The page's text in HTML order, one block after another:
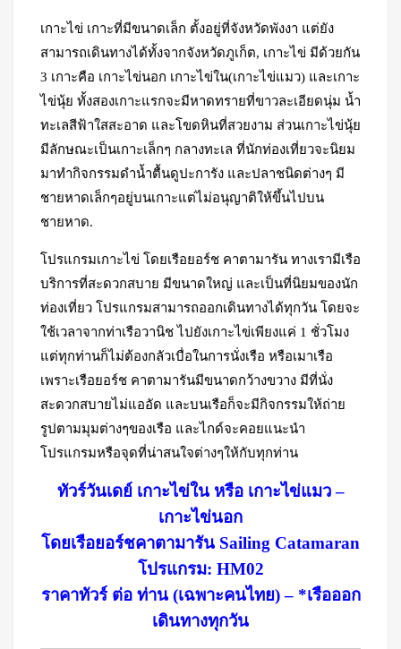
เกาะไข่ เกาะที่มีขนาดเล็ก ตั้งอยู่ที่จังหวัดพังงา แต่ยัง
สามารถเดินทางได้ทั้งจากจังหวัดภูเก็ต, เกาะไข่ มีด้วยกัน
3 เกาะคือ เกาะไข่นอก เกาะไข่ใน(เกาะไข่แมว) และเกาะ
ไข่นุ้ย ทั้งสองเกาะแรกจะมีหาดทรายที่ขาวละเอียดนุ่ม น้ำ
ทะเลสีฟ้าใสสะอาด และโขดหินที่สวยงาม ส่วนเกาะไข่นุ้ย
มีลักษณะเป็นเกาะเล็กๆ กลางทะเล ที่นักท่องเที่ยวจะนิยม
มาทำกิจกรรมดำน้ำตื้นดูปะการัง และปลาชนิดต่างๆ มี
ชายหาดเล็กๆอยู่บนเกาะแต่ไม่อนุญาติให้ขึ้นไปบน
ชายหาด.
โปรแกรมเกาะไข่ โดยเรือยอร์ช คาตามารัน ทางเรามีเรือ
บริการที่สะดวกสบาย มีขนาดใหญ่ และเป็นที่นิยมของนัก
ท่องเที่ยว โปรแกรมสามารถออกเดินทางได้ทุกวัน โดยจะ
ใช้เวลาจากท่าเรือวานิช ไปยังเกาะไข่เพียงแค่ 1 ชั่วโมง
แต่ทุกท่านก็ไม่ต้องกลัวเบื่อในการนั่งเรือ หรือเมาเรือ
เพราะเรือยอร์ช คาตามารันมีขนาดกว้างขวาง มีที่นั่ง
สะดวกสบายไม่แออัด และบนเรือก็จะมีกิจกรรมให้ถ่าย
รูปตามมุมต่างๆของเรือ และไกด์จะคอยแนะนำ
โปรแกรมหรือจุดที่น่าสนใจต่างๆให้กับทุกท่าน
ทัวร์วันเดย์ เกาะไข่ใน หรือ เกาะไข่แมว –
เกาะไข่นอก
โดยเรือยอร์ชคาตามารัน Sailing Catamaran
โปรแกรม: HM02
ราคาทัวร์ ต่อ ท่าน (เฉพาะคนไทย) – *เรือออก
เดินทางทุกวัน